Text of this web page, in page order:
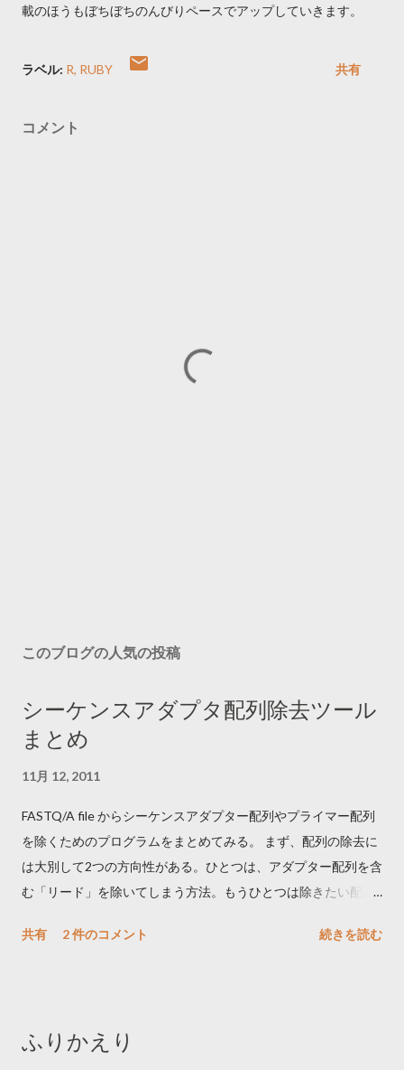
載のほうもぼちぼちのんびりペースでアップしていきます。
ラベル: R RUBY 共有
コメント
このブログの人気の投稿
シーケンスアダプタ配列除去ツール
まとめ
11月 12, 2011
FASTQ/A file からシーケンスアダプター配列やプライマー配列
を除くためのプログラムをまとめてみる。 まず、配列の除去に
は大別して2つの方向性がある。ひとつは、アダプター配列を含
む「リード」を除いてしまう方法。もうひとつは除きたい配列
が増えるメリットが、綺麗に除ききれない場合は、ゲノムへの
end を考慮するものなどもある。アダプター/プライマー配列の
共有 2 件のコメント 続きを読む
ふりかえり